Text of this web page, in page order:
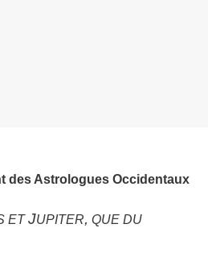
des Astrologues Occidentaux
ET JUPITER, QUE DU